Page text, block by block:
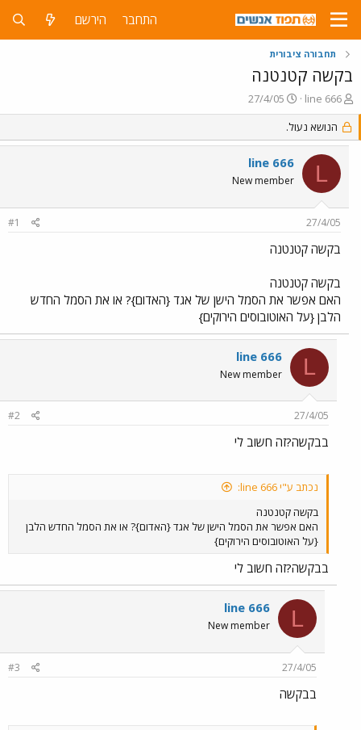
התחבר הירשם
תחבורה ציבורית
בקשה קטנטנה
פ
ו
ת
ח
נ
line 666
פ
ו
ס
ם
ב
ת
ך
27/4/05
הנושא נעול.
L
line 666
New member
27/4/05
#1
בקשה קטנטנה
בקשה קטנטנה
האם אפשר את הסמל הישן של אגד {האדום}? או את הסמל החדש
הלבן {על האוטובוסים הירוקים}
L
line 666
New member
27/4/05
#2
בבקשה?זה חשוב לי
נכתב ע"י line 666:
בקשה קטנטנה
האם אפשר את הסמל הישן של אגד {האדום}? או את הסמל החדש הלבן
{על האוטובוסים הירוקים}
בבקשה?זה חשוב לי
L
line 666
New member
27/4/05
#3
בבקשה